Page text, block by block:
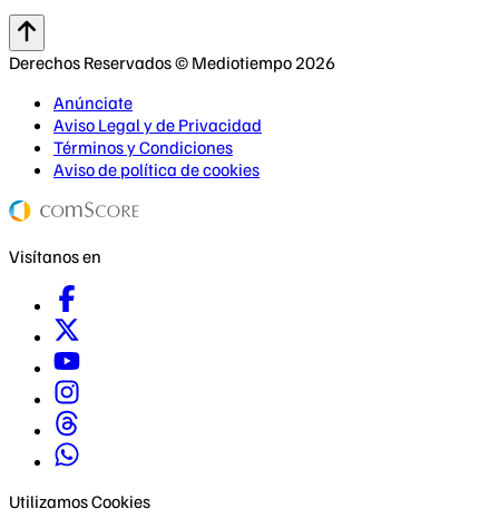
Derechos Reservados © Mediotiempo 2026
Anúnciate
Aviso Legal y de Privacidad
Términos y Condiciones
Aviso de política de cookies
Visítanos en
Utilizamos Cookies